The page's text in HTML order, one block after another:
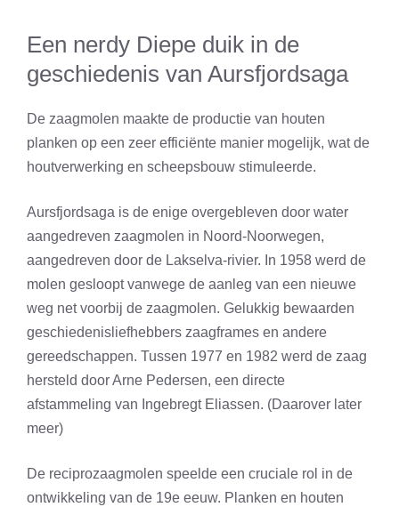
Een nerdy Diepe duik in de
geschiedenis van Aursfjordsaga
De zaagmolen maakte de productie van houten
planken op een zeer efficiënte manier mogelijk, wat de
houtverwerking en scheepsbouw stimuleerde.
Aursfjordsaga is de enige overgebleven door water
aangedreven zaagmolen in Noord-Noorwegen,
aangedreven door de Lakselva-rivier. In 1958 werd de
molen gesloopt vanwege de aanleg van een nieuwe
weg net voorbij de zaagmolen. Gelukkig bewaarden
geschiedenisliefhebbers zaagframes en andere
gereedschappen. Tussen 1977 en 1982 werd de zaag
hersteld door Arne Pedersen, een directe
afstammeling van Ingebregt Eliassen. (Daarover later
meer)
De reciprozaagmolen speelde een cruciale rol in de
ontwikkeling van de 19e eeuw. Planken en houten